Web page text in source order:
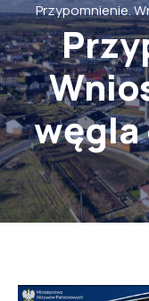
Przypomnienie.
węgla